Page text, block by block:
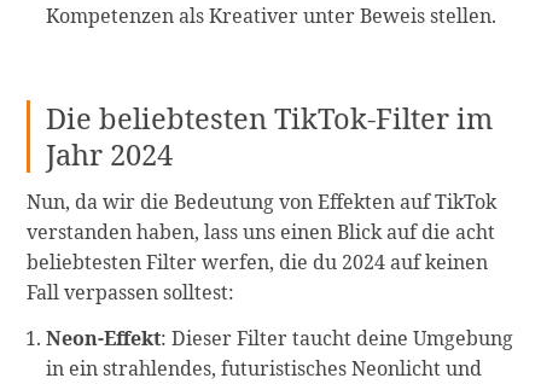
Kompetenzen als Kreativer unter Beweis stellen.
Die beliebtesten TikTok-Filter im
Jahr 2024
Nun, da wir die Bedeutung von Effekten auf TikTok
verstanden haben, lass uns einen Blick auf die acht
beliebtesten Filter werfen, die du 2024 auf keinen
Fall verpassen solltest:
Neon-Effekt: Dieser Filter taucht deine Umgebung
in ein strahlendes, futuristisches Neonlicht und